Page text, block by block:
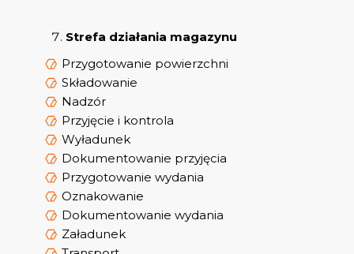
Strefa działania magazynu
Przygotowanie powierzchni
Składowanie
Nadzór
Przyjęcie i kontrola
Wyładunek
Dokumentowanie przyjęcia
Przygotowanie wydania
Oznakowanie
Dokumentowanie wydania
Załadunek